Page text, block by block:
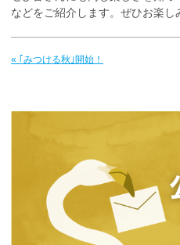
などをご紹介します。ぜひお楽し
« ｢みつける秋｣開始！